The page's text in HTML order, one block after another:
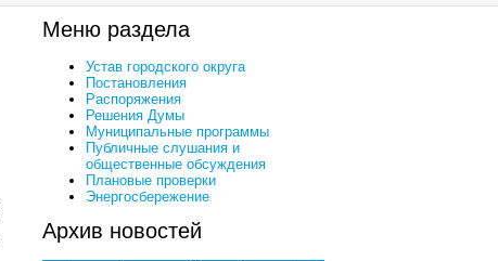
Меню раздела
Устав городского округа
Постановления
Распоряжения
Решения Думы
Муниципальные программы
Публичные слушания и
общественные обсуждения
Плановые проверки
Энергосбережение
Архив новостей